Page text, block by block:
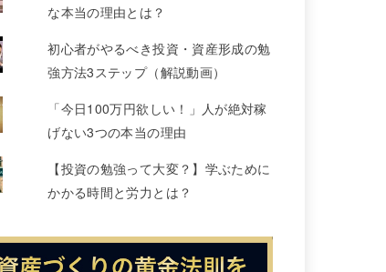
な本当の理由とは？
初心者がやるべき投資・資産形成の勉
強方法3ステップ（解説動画）
「今日100万円欲しい！」人が絶対稼
げない3つの本当の理由
【投資の勉強って大変？】学ぶために
かかる時間と労力とは？